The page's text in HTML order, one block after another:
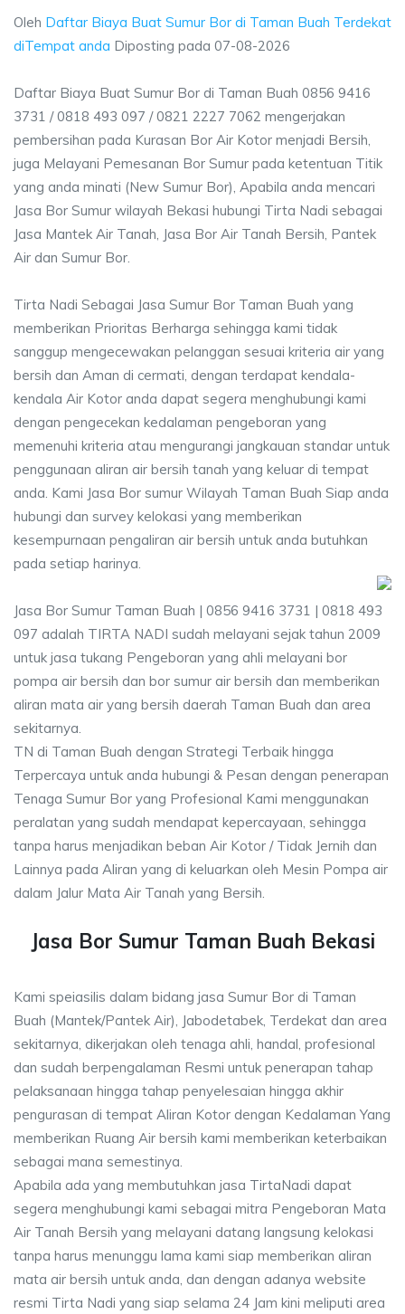
Oleh Daftar Biaya Buat Sumur Bor di Taman Buah Terdekat
diTempat anda Diposting pada 07-08-2026
Daftar Biaya Buat Sumur Bor di Taman Buah 0856 9416
3731 / 0818 493 097 / 0821 2227 7062 mengerjakan
pembersihan pada Kurasan Bor Air Kotor menjadi Bersih,
juga Melayani Pemesanan Bor Sumur pada ketentuan Titik
yang anda minati (New Sumur Bor), Apabila anda mencari
Jasa Bor Sumur wilayah Bekasi hubungi Tirta Nadi sebagai
Jasa Mantek Air Tanah, Jasa Bor Air Tanah Bersih, Pantek
Air dan Sumur Bor.
Tirta Nadi Sebagai Jasa Sumur Bor Taman Buah yang
memberikan Prioritas Berharga sehingga kami tidak
sanggup mengecewakan pelanggan sesuai kriteria air yang
bersih dan Aman di cermati, dengan terdapat kendala-
kendala Air Kotor anda dapat segera menghubungi kami
dengan pengecekan kedalaman pengeboran yang
memenuhi kriteria atau mengurangi jangkauan standar untuk
penggunaan aliran air bersih tanah yang keluar di tempat
anda. Kami Jasa Bor sumur Wilayah Taman Buah Siap anda
hubungi dan survey kelokasi yang memberikan
kesempurnaan pengaliran air bersih untuk anda butuhkan
pada setiap harinya.
Jasa Bor Sumur Taman Buah | 0856 9416 3731 | 0818 493
097 adalah TIRTA NADI sudah melayani sejak tahun 2009
untuk jasa tukang Pengeboran yang ahli melayani bor
pompa air bersih dan bor sumur air bersih dan memberikan
aliran mata air yang bersih daerah Taman Buah dan area
sekitarnya.
TN di Taman Buah dengan Strategi Terbaik hingga
Terpercaya untuk anda hubungi & Pesan dengan penerapan
Tenaga Sumur Bor yang Profesional Kami menggunakan
peralatan yang sudah mendapat kepercayaan, sehingga
tanpa harus menjadikan beban Air Kotor / Tidak Jernih dan
Lainnya pada Aliran yang di keluarkan oleh Mesin Pompa air
dalam Jalur Mata Air Tanah yang Bersih.
Jasa Bor Sumur Taman Buah Bekasi
Kami speiasilis dalam bidang jasa Sumur Bor di Taman
Buah (Mantek/Pantek Air), Jabodetabek, Terdekat dan area
sekitarnya, dikerjakan oleh tenaga ahli, handal, profesional
dan sudah berpengalaman Resmi untuk penerapan tahap
pelaksanaan hingga tahap penyelesaian hingga akhir
pengurasan di tempat Aliran Kotor dengan Kedalaman Yang
memberikan Ruang Air bersih kami memberikan keterbaikan
sebagai mana semestinya.
Apabila ada yang membutuhkan jasa TirtaNadi dapat
segera menghubungi kami sebagai mitra Pengeboran Mata
Air Tanah Bersih yang melayani datang langsung kelokasi
tanpa harus menunggu lama kami siap memberikan aliran
mata air bersih untuk anda, dan dengan adanya website
resmi Tirta Nadi yang siap selama 24 Jam kini meliputi area